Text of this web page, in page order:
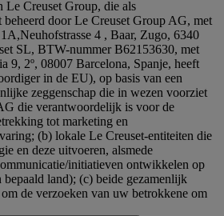
Le Creuset Group, die als
beheerd door Le Creuset Group AG, met
4 , Baar, Zugo, 6340
SL, BTW-nummer B62153630, met
9, 2º, 08007 Barcelona, Spanje, heeft
in de EU), op basis van een
zeggenschap die in wezen voorziet
die verantwoordelijk is voor de
tot marketing en
(b) lokale Le Creuset-entiteiten die
en deze uitvoeren, alsmede
initiatieven ontwikkelen op
land); (c) beide gezamenlijk
de verzoeken van uw betrokkene om